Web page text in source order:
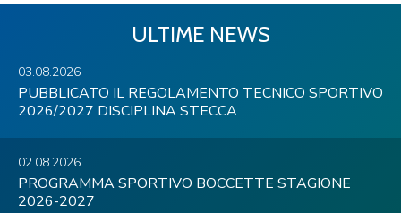
ULTIME NEWS
03.08.2026
PUBBLICATO IL REGOLAMENTO TECNICO SPORTIVO
2026/2027 DISCIPLINA STECCA
02.08.2026
PROGRAMMA SPORTIVO BOCCETTE STAGIONE
2026-2027